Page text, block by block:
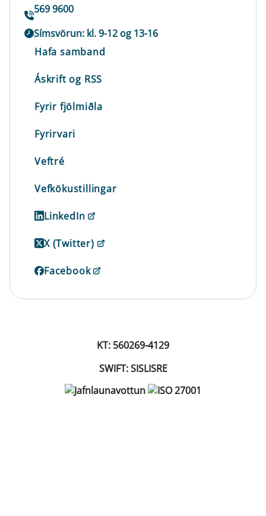
569 9600
Símsvörun: kl. 9-12 og 13-16
Hafa samband
Áskrift og RSS
Fyrir fjölmiðla
Fyrirvari
Veftré
Vefkökustillingar
LinkedIn
X (Twitter)
Facebook
KT: 560269-4129
SWIFT: SISLISRE